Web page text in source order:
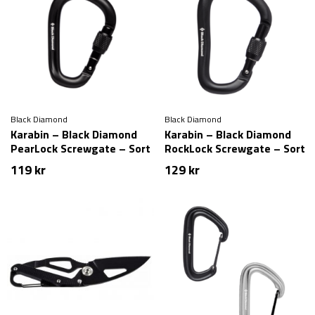
Black Diamond
Karabin – Black Diamond
PearLock Screwgate – Sort
119kr
Black Diamond
Karabin – Black Diamond
RockLock Screwgate – Sort
129kr